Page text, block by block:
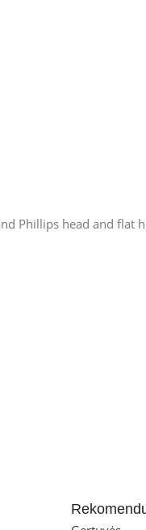
Phillips head and flat